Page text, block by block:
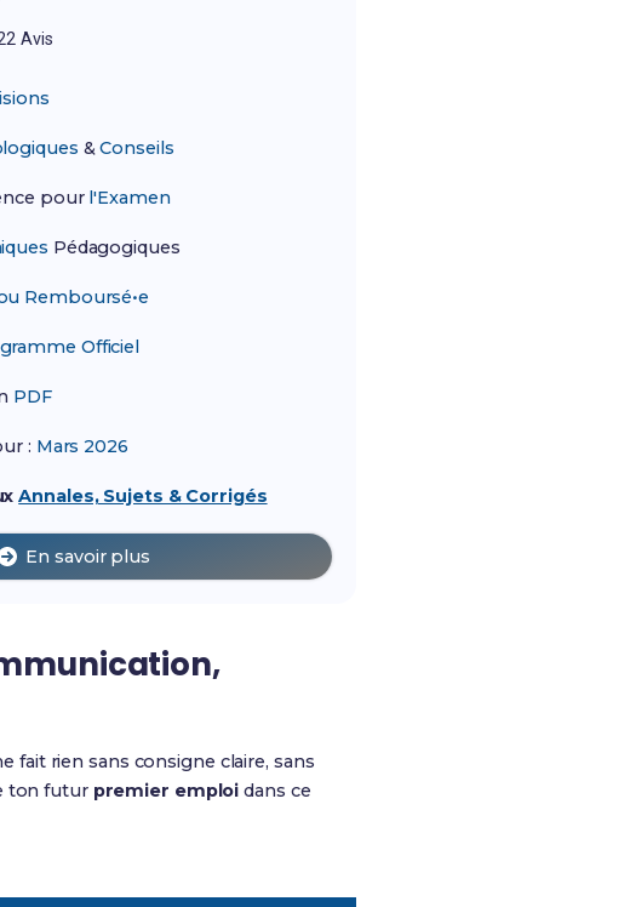
Avis
&Conseils
pour l'Examen
Pédagogiques
Remboursé•e
Officiel
PDF
: Mars 2026
Annales, Sujets & Corrigés
En savoir plus
fait rien sans consigne claire, sans
ton futur premier emploi dans ce